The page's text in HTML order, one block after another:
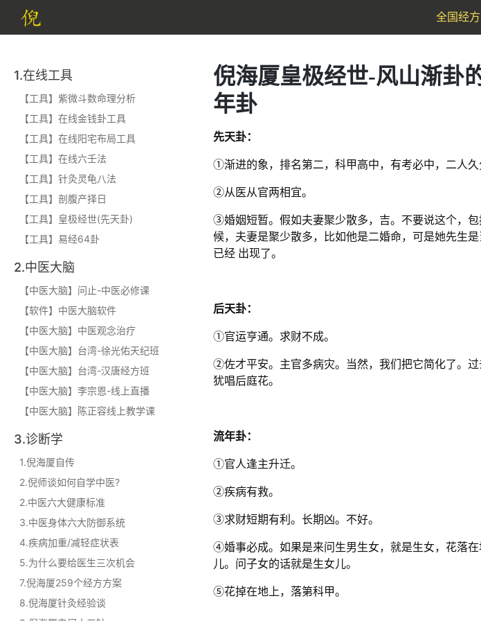
全国经方
1.在线工具
【工具】紫微斗数命理分析
【工具】在线金钱卦工具
【工具】在线阳宅布局工具
【工具】在线六壬法
【工具】针灸灵龟八法
【工具】剖腹产择日
【工具】皇极经世(先天卦)
【工具】易经64卦
2.中医大脑
【中医大脑】问止-中医必修课
【软件】中医大脑软件
【中医大脑】中医观念治疗
【中医大脑】台湾-徐光佑天纪班
【中医大脑】台湾-汉唐经方班
【中医大脑】李宗恩-线上直播
【中医大脑】陈正容线上教学课
3.诊断学
1.倪海厦自传
2.倪师谈如何自学中医?
2.中医六大健康标准
3.中医身体六大防御系统
4.疾病加重/减轻症状表
5.为什么要给医生三次机会
7.倪海厦259个经方方案
8.倪海厦针灸经验谈
倪海厦皇极经世-风山渐卦
年卦
先天卦：
①渐进的象，排名第二，科甲高中，有考必中，二人久
②从医从官两相宜。
③婚姻短暂。假如夫妻聚少散多，吉。不要说这个，
候，夫妻是聚少散多，比如他是二婚命，可是她先生
已经 出现了。
后天卦：
①官运亨通。求财不成。
②佐才平安。主官多病灾。当然，我们把它简化了。
犹唱后庭花。
流年卦：
①官人逢主升迁。
②疾病有救。
③求财短期有利。长期凶。不好。
④婚事必成。如果是来问生男生女，就是生女，花落
儿。问子女的话就是生女儿。
⑤花掉在地上，落第科甲。